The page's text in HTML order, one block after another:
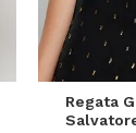
Regata